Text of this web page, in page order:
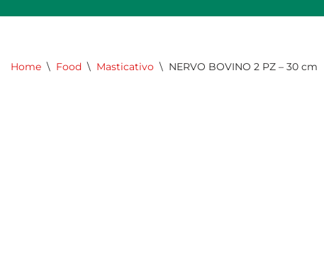
Home \ Food \ Masticativo \ NERVO BOVINO 2 PZ – 30 cm